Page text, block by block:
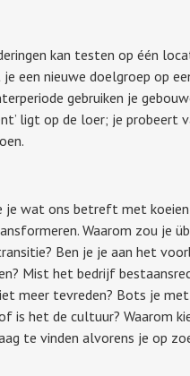
kan testen op één
een nieuwe doelgroep op
gebruiken je
ligt op de loer; je probeert
je wat ons betreft met
Waarom zou je
Ben je je aan het
Mist het bedrijf
meer tevreden? Bots je
is het de cultuur? Waarom
te vinden alvorens je op